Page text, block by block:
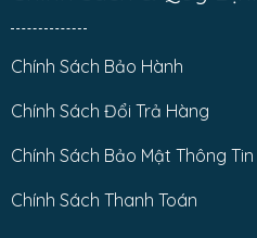
Chính Sách Bảo Hành
Chính Sách Đổi Trả Hàng
Chính Sách Bảo Mật Thông
Chính Sách Thanh Toán